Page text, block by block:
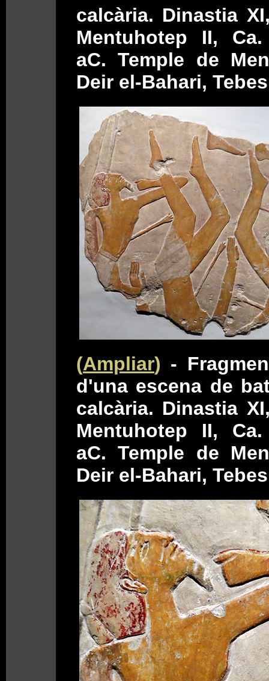
calcària. Dinastia
Mentuhotep II, Ca.
aC. Temple de
Deir el-Bahari,
(Ampliar) -
d'una escena de
calcària. Dinastia
Mentuhotep II, Ca.
aC. Temple de
Deir el-Bahari,